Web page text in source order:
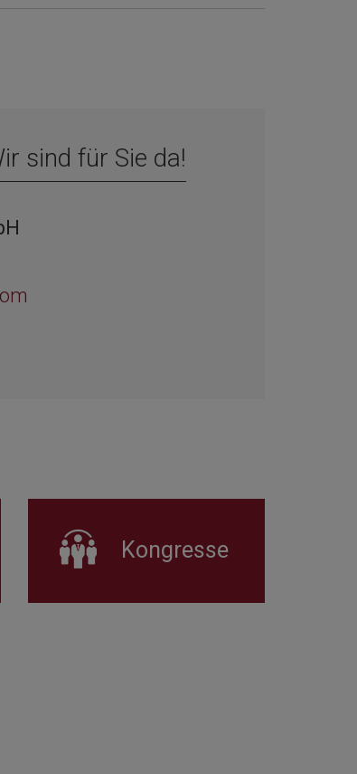
sind für Sie da!
Kongresse